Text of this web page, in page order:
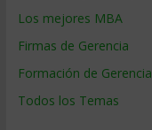
Los mejores MBA
Firmas de Gerencia
Formación de Gerencia
Todos los Temas